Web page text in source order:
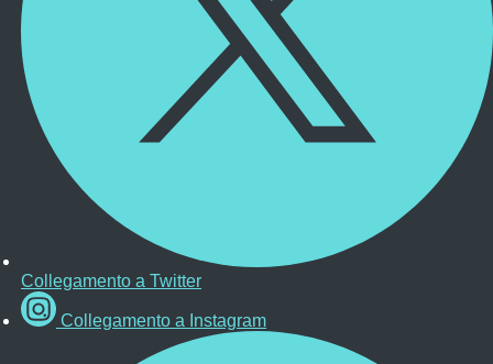
Collegamento a Twitter
Collegamento a Instagram